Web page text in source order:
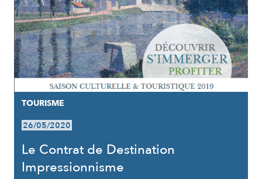
TOURISME
26/05/2020
Le Contrat de Destination
Impressionnisme